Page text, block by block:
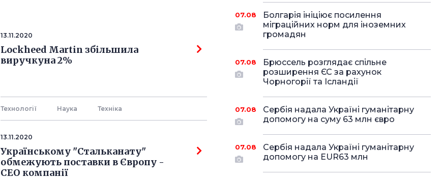
13.11.2020
Lockheed Martin збільшила
виручкуна 2%
Технології Наука Технiка
13.11.2020
Українському "Стальканату"
обмежують поставки в Європу -
СЕО компанії
07.08
Болгарія ініціює посилення
міграційних норм для іноземних
громадян
07.08
Брюссель розглядає спільне
розширення ЄС за рахунок
Чорногорії та Ісландії
07.08
Сербія надала Україні гуманітарну
допомогу на суму 63 млн євро
07.08
Сербія надала Україні гуманітарну
допомогу на EUR63 млн